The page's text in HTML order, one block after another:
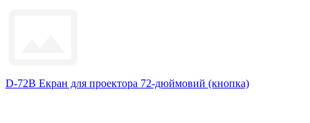
D-72B Екран для проектора 72-дюймовий (кнопка)